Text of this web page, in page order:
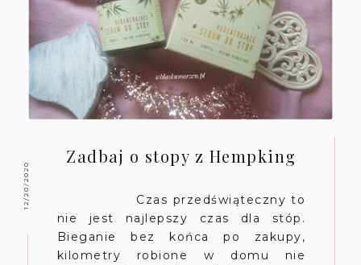
12/20/2020
Zadbaj o stopy z Hempking
Czas przedświąteczny to
nie jest najlepszy czas dla stóp.
Bieganie bez końca po zakupy,
kilometry robione w domu nie